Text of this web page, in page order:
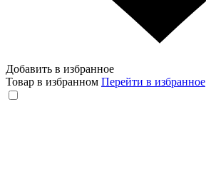
Добавить в избранное
Товар в избранном Перейти в избранное